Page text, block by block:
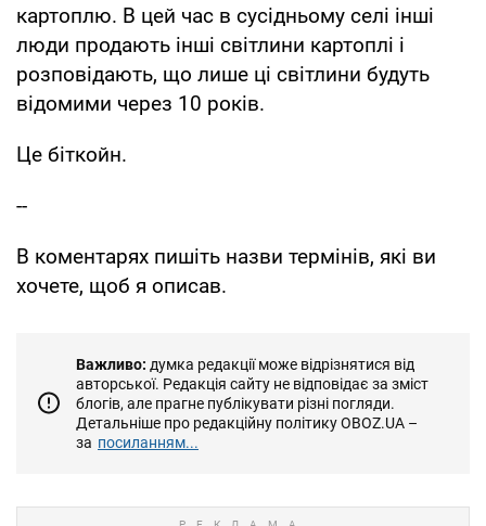
картоплю. В цей час в сусідньому селі інші
люди продають інші світлини картоплі і
розповідають, що лише ці світлини будуть
відомими через 10 років.
Це біткойн.
--
В коментарях пишіть назви термінів, які ви
хочете, щоб я описав.
Важливо: думка редакції може відрізнятися від
авторської. Редакція сайту не відповідає за зміст
блогів, але прагне публікувати різні погляди.
Детальніше про редакційну політику OBOZ.UA –
за посиланням...